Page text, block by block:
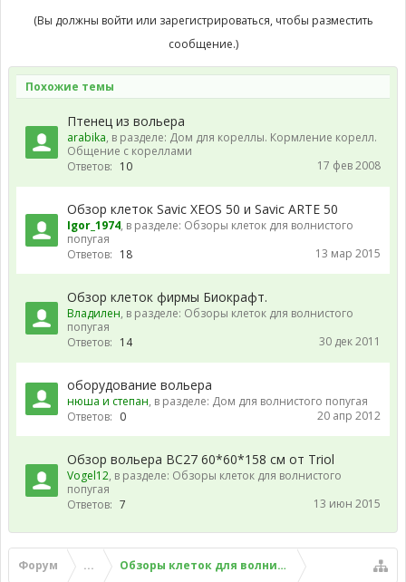
(Вы должны войти или зарегистрироваться, чтобы разместить
сообщение.)
Похожие темы
Птенец из вольера
arabika, в разделе: Дом для кореллы. Кормление корелл.
Общение с кореллами
Ответов: 10 17 фев 2008
Обзор клеток Savic XEOS 50 и Savic ARTE 50
Igor_1974, в разделе: Обзоры клеток для волнистого
попугая
Ответов: 18 13 мар 2015
Обзор клеток фирмы Биокрафт.
Владилен, в разделе: Обзоры клеток для волнистого
попугая
Ответов: 14 30 дек 2011
оборудование вольера
нюша и степан, в разделе: Дом для волнистого попугая
Ответов: 0 20 апр 2012
Обзор вольера BC27 60*60*158 см от Triol
Vogel12, в разделе: Обзоры клеток для волнистого
попугая
Ответов: 7 13 июн 2015
Форум ... Обзоры клеток для волнистого попугая